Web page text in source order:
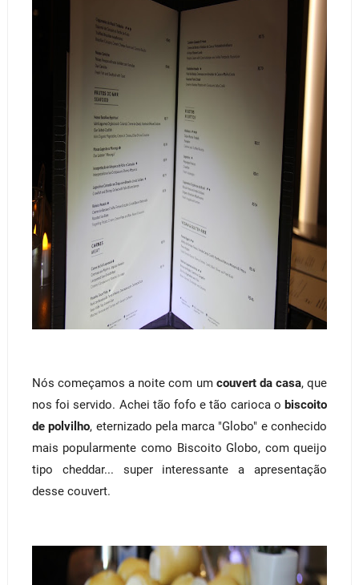
Nós começamos a noite com um couvert da casa, que
nos foi servido. Achei tão fofo e tão carioca obiscoito
de polvilho, eternizado pela marca "Globo" e conhecido
mais popularmente como Biscoito Globo, com queijo
tipo cheddar... super interessante a apresentação
desse couvert.